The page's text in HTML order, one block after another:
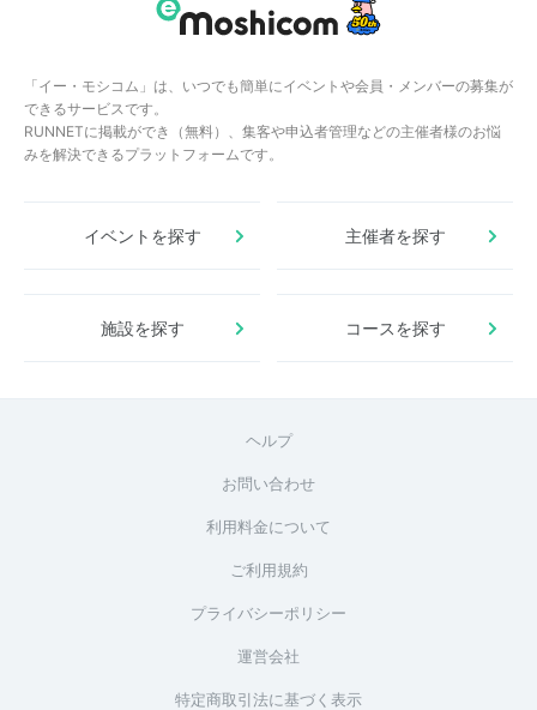
「イー・モシコム」は、いつでも簡単にイベントや会員・メンバーの募集が
できるサービスです。
RUNNETに掲載ができ（無料）、集客や申込者管理などの主催者様のお悩
みを解決できるプラットフォームです。
イベントを探す 主催者を探す
施設を探す コースを探す
ヘルプ
お問い合わせ
利用料金について
ご利用規約
プライバシーポリシー
運営会社
特定商取引法に基づく表示